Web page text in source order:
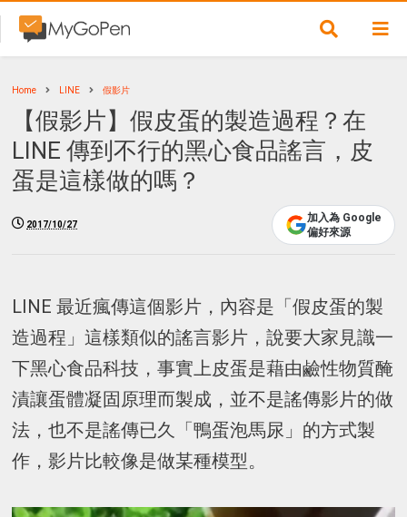
Home LINE 假影片
【假影片】假皮蛋的製造過程？在
LINE 傳到不行的黑心食品謠言，皮
蛋是這樣做的嗎？
2017/10/27
加入為 Google
偏好來源
LINE 最近瘋傳這個影片，內容是「假皮蛋的製
造過程」這樣類似的謠言影片，說要大家見識一
下黑心食品科技，事實上皮蛋是藉由鹼性物質醃
漬讓蛋體凝固原理而製成，並不是謠傳影片的做
法，也不是謠傳已久「鴨蛋泡馬尿 」的方式製
作，影片比較像是做某種模型。